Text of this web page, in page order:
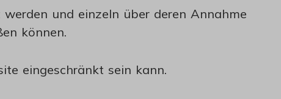
und einzeln über deren Annahme
können.
eingeschränkt sein kann.